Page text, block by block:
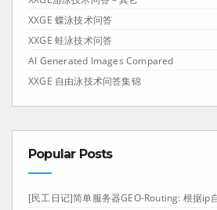
XXGE 蝶泳技术问答
XXGE 蛙泳技术问答
AI Generated Images Compared
XXGE 自由泳技术问答集锦
Popular Posts
[民工日记]简单服务器GEO-Routing: 根据ip